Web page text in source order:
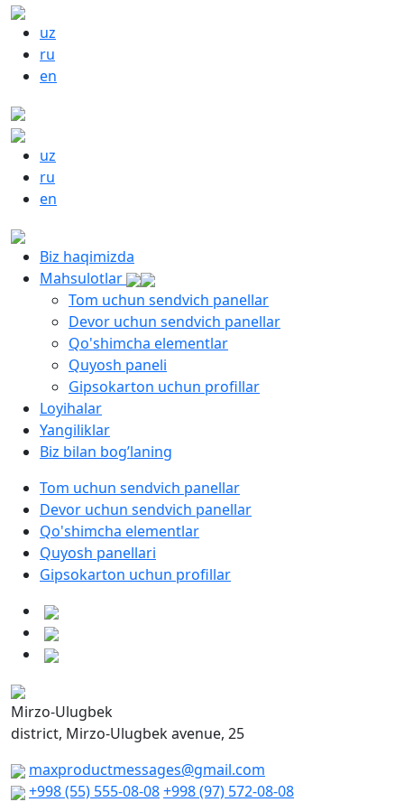
uz
ru
en
uz
ru
en
Biz haqimizda
Mahsulotlar
Tom uchun sendvich panellar
Devor uchun sendvich panellar
Qo'shimcha elementlar
Quyosh paneli
Gipsokarton uchun profillar
Loyihalar
Yangiliklar
Biz bilan bog’laning
Tom uchun sendvich panellar
Devor uchun sendvich panellar
Qo'shimcha elementlar
Quyosh panellari
Gipsokarton uchun profillar
Mirzo-Ulugbek
district, Mirzo-Ulugbek avenue, 25
maxproductmessages@gmail.com
+998 (55) 555-08-08+998 (97) 572-08-08